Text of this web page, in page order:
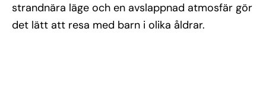
strandnära läge och en avslappnad atmosfär gör
det lätt att resa med barn i olika åldrar.